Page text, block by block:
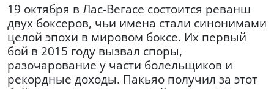
19 октября в Лас-Вегасе состоится реванш
двух боксеров, чьи имена стали синонимами
целой эпохи в мировом боксе. Их первый
бой в 2015 году вызвал споры,
разочарование у части болельщиков и
рекордные доходы. Пакьяо получил за этот